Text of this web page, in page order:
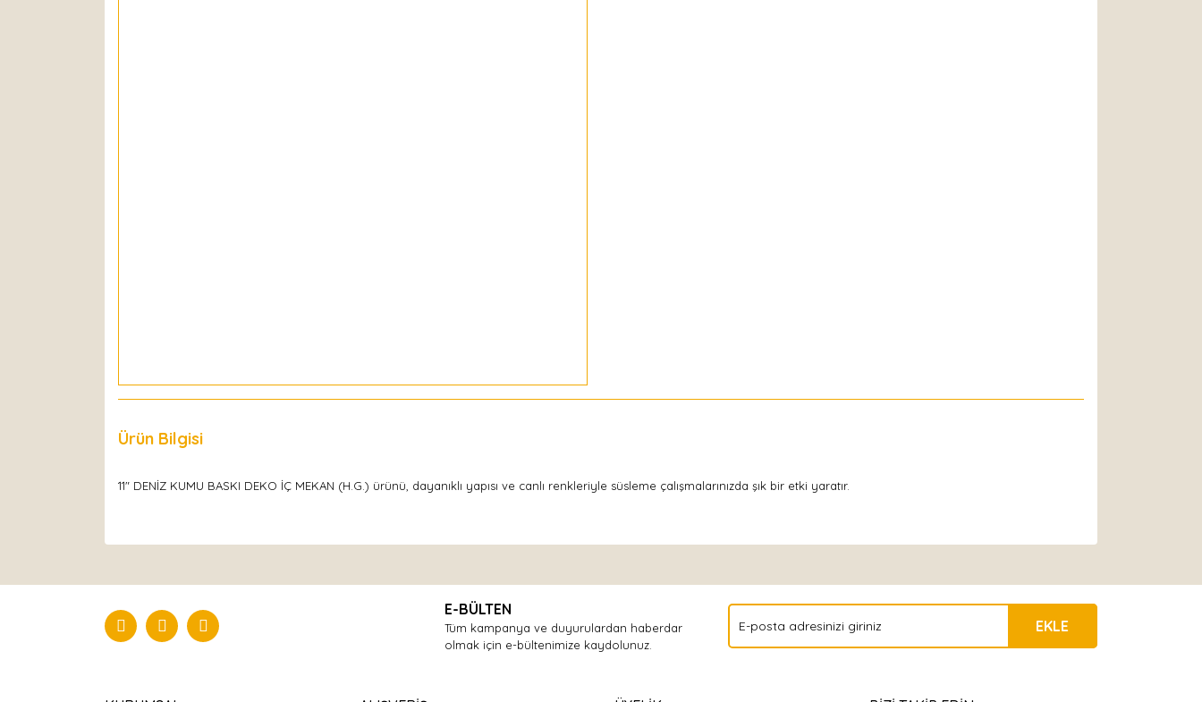
Ürün Bilgisi
11" DENİZ KUMU BASKI DEKO İÇ MEKAN (H.G.) ürünü, dayanıklı yapısı ve canlı renkleriyle süsleme çalışmalarınızda şık bir etki yaratır.
Yorum Yaz
E-BÜLTEN
Tüm kampanya ve duyurulardan haberdar
olmak için e-bültenimize kaydolunuz.
EKLE